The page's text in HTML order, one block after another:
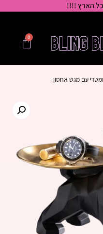
הארץ !!!!
0
עם מגש אחסון